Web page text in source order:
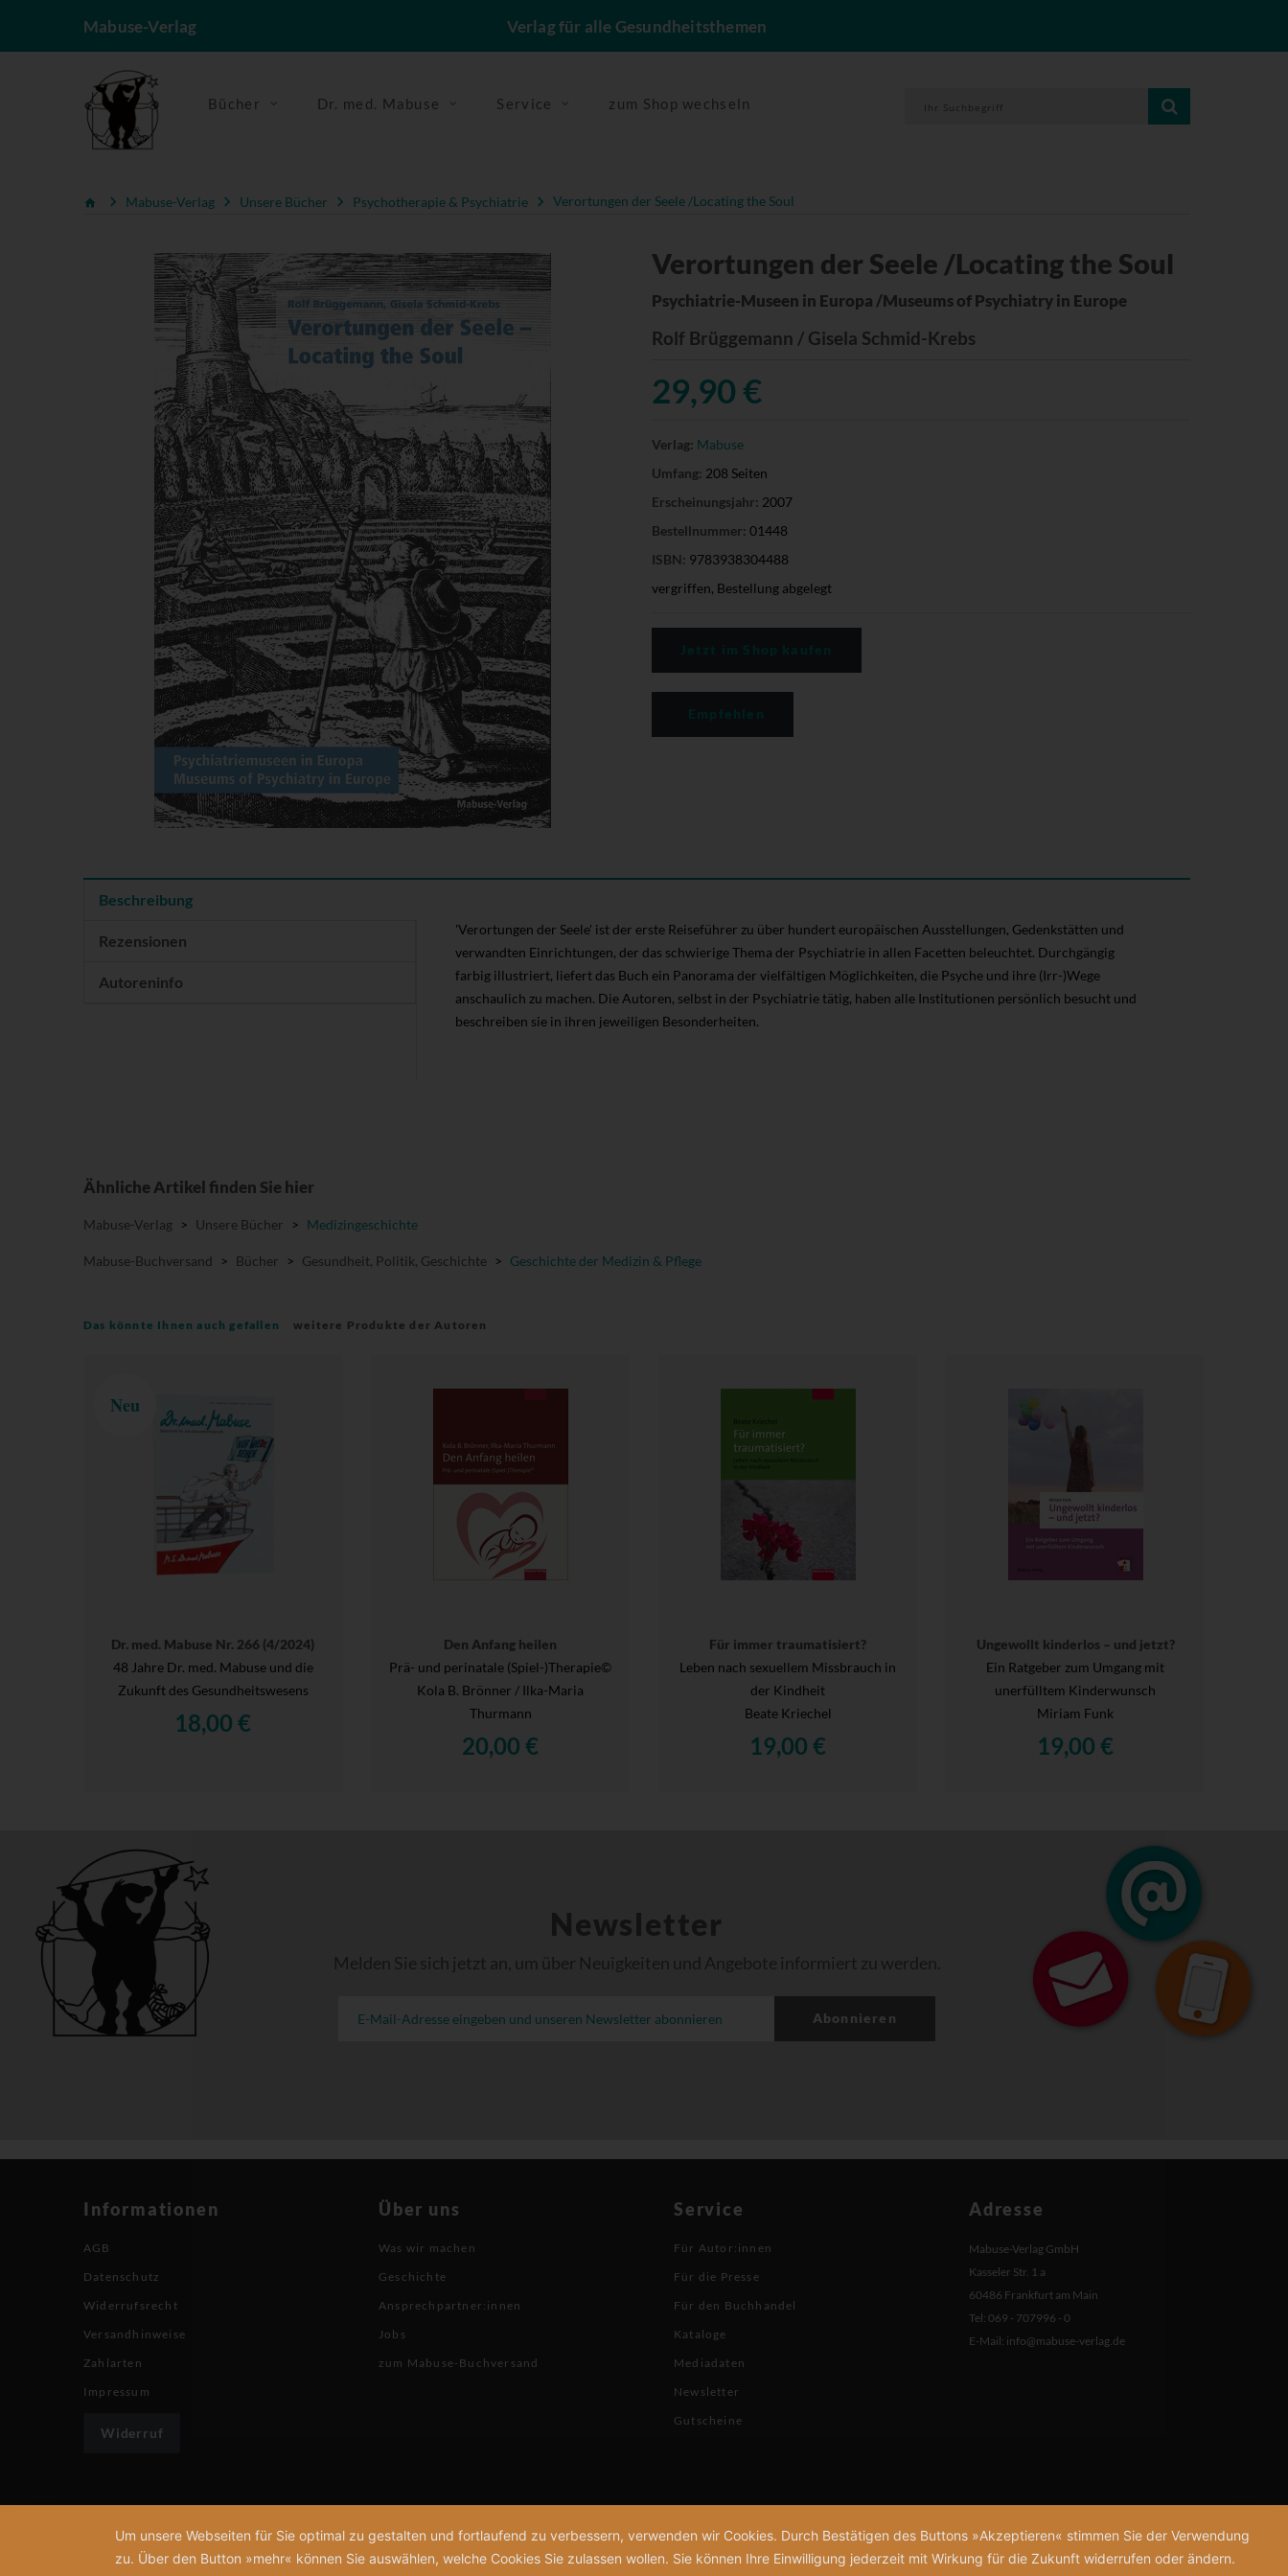
Mabuse-Verlag Verlag für alle Gesundheitsthemen
Bücher Dr. med. Mabuse Service zum Shop wechseln
Mabuse-Verlag Unsere Bücher Psychotherapie & Psychiatrie Verortungen der Seele /Locating the Soul
Verortungen der Seele /Locating the Soul
Psychiatrie-Museen in Europa /Museums of Psychiatry in Europe
Rolf Brüggemann / Gisela Schmid-Krebs
29,90 €
Verlag: Mabuse
Umfang: 208 Seiten
Erscheinungsjahr: 2007
Bestellnummer: 01448
ISBN: 9783938304488
vergriffen, Bestellung abgelegt
Beschreibung
Rezensionen
Autoreninfo
'Verortungen der Seele' ist der erste Reiseführer zu über hundert europäischen Ausstellungen, Gedenkstätten und
verwandten Einrichtungen, der das schwierige Thema der Psychiatrie in allen Facetten beleuchtet. Durchgängig
farbig illustriert, liefert das Buch ein Panorama der vielfältigen Möglichkeiten, die Psyche und ihre (Irr-)Wege
anschaulich zu machen. Die Autoren, selbst in der Psychiatrie tätig, haben alle Institutionen persönlich besucht und
beschreiben sie in ihren jeweiligen Besonderheiten.
Ähnliche Artikel finden Sie hier
Mabuse-Verlag > Unsere Bücher > Medizingeschichte
Mabuse-Buchversand > Bücher > Gesundheit, Politik, Geschichte > Geschichte der Medizin & Pflege
Das könnte Ihnen auch gefallen weitere Produkte der Autoren
Neu
Dr. med. Mabuse Nr. 266 (4/2024)
48 Jahre Dr. med. Mabuse und die
Zukunft des Gesundheitswesens
18,00 €
Den Anfang heilen
Prä- und perinatale (Spiel-)Therapie©
Kola B. Brönner / Ilka-Maria
Thurmann
20,00 €
Für immer traumatisiert?
Leben nach sexuellem Missbrauch in
der Kindheit
Beate Kriechel
19,00 €
Ungewollt kinderlos – und jetzt?
Ein Ratgeber zum Umgang mit
unerfülltem Kinderwunsch
Miriam Funk
19,00 €
Newsletter
Melden Sie sich jetzt an, um über Neuigkeiten und Angebote informiert zu werden.
Abonnieren
Informationen
AGB
Datenschutz
Widerrufsrecht
Versandhinweise
Zahlarten
Impressum
Widerruf
Über uns
Was wir machen
Geschichte
Ansprechpartner:innen
Jobs
zum Mabuse-Buchversand
Service
Für Autor:innen
Für die Presse
Für den Buchhandel
Kataloge
Mediadaten
Newsletter
Gutscheine
Adresse
Mabuse-Verlag GmbH
Kasseler Str. 1 a
60486 Frankfurt am Main
Tel: 069 - 707996 - 0
E-Mail: info@mabuse-verlag.de
Um unsere Webseiten für Sie optimal zu gestalten und fortlaufend zu verbessern, verwenden wir Cookies. Durch Bestätigen des Buttons »Akzeptieren« stimmen Sie der Verwendung
zu. Über den Button »mehr« können Sie auswählen, welche Cookies Sie zulassen wollen. Sie können Ihre Einwilligung jederzeit mit Wirkung für die Zukunft widerrufen oder ändern.